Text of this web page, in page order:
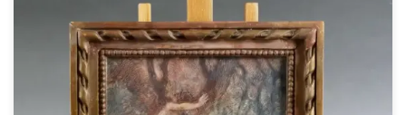
Nymphe dans la forêt Aquarelle sur papier 15,5 x 14 cm
L’aquarelle, magnifiquement conservée, possède encore son